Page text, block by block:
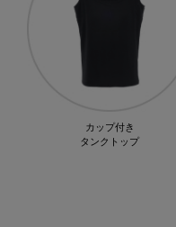
カップ付き
タンクトップ